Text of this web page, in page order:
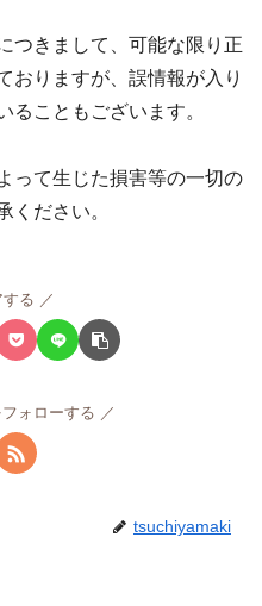
つきまして、可能な限り正
おりますが、誤情報が入り
ることもございます。
って生じた損害等の一切の
ください。
する
ォローする
tsuchiyamaki